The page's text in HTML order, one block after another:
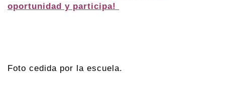
oportunidad y participa!
Foto cedida por la escuela.